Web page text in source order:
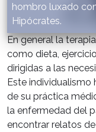
hombro luxado
Hipócrates.
En general la
como dieta,
dirigidas a las
Este individualismo
de su práctica
la enfermedad del
encontrar relatos